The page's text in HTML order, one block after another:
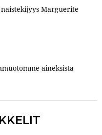
Marguerite
aineksista